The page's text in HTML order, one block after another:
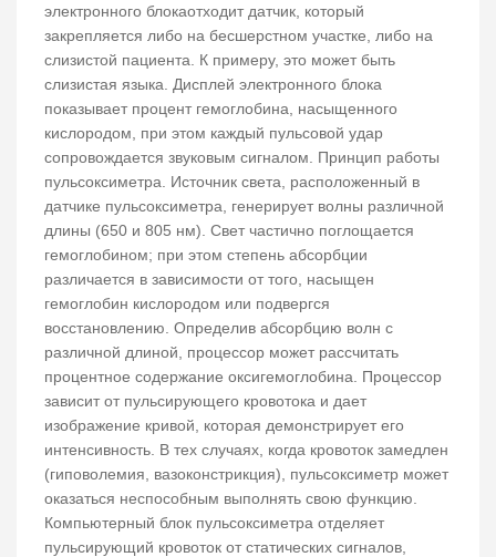
электронного блокаотходит датчик, который
закрепляется либо на бесшерстном участке, либо на
слизистой пациента. К примеру, это может быть
слизистая языка. Дисплей электронного блока
показывает процент гемоглобина, насыщенного
кислородом, при этом каждый пульсовой удар
сопровождается звуковым сигналом. Принцип работы
пульсоксиметра. Источник света, расположенный в
датчике пульсоксиметра, генерирует волны различной
длины (650 и 805 нм). Свет частично поглощается
гемоглобином; при этом степень абсорбции
различается в зависимости от того, насыщен
гемоглобин кислородом или подвергся
восстановлению. Определив абсорбцию волн с
различной длиной, процессор может рассчитать
процентное содержание оксигемоглобина. Процессор
зависит от пульсирующего кровотока и дает
изображение кривой, которая демонстрирует его
интенсивность. В тех случаях, когда кровоток замедлен
(гиповолемия, вазоконстрикция), пульсоксиметр может
оказаться неспособным выполнять свою функцию.
Компьютерный блок пульсоксиметра отделяет
пульсирующий кровоток от статических сигналов,